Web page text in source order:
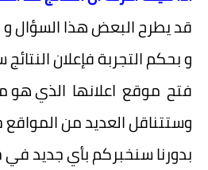
قد يطرح البعض هذا السؤال
و بحكم التجربة فإعلان
فتح موقع اعلانها الذي هو
وستتناقل العديد من المواقع
بدورنا سنخبركم بأي جديد في